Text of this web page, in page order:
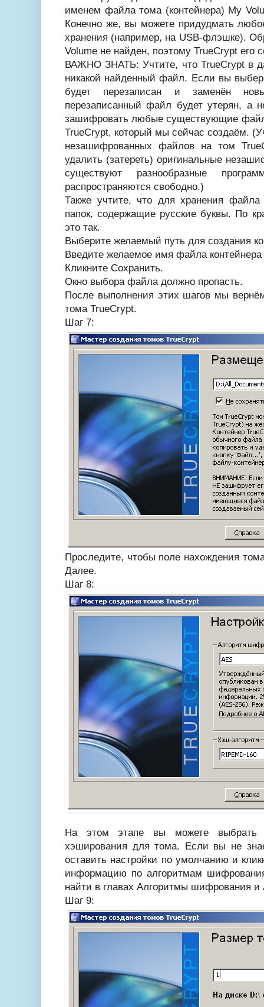
именем файла тома (контейнера) My
Конечно же, вы можете придудмать
хранения (например, на USB-флэшке).
Volume не найден, поэтому TrueCrypt его
ВАЖНО ЗНАТЬ: Учтите, что TrueCrypt в
никакой найденный файл. Если вы
будет перезаписан и заменён
перезаписанный файл будет утерян, а
зашифровать любые существующие
TrueCrypt, который мы сейчас создаём.
незашифрованных файлов на том
удалить (затереть) оригинальные
существуют разнообразные
распространяются свободно.)
Также учтите, что для хранения файла
папок, содержащие русские буквы. По
это так.
Выберите желаемый путь для создания
Введите желаемое имя файла
Кликните Сохранить.
Окно выбора файла должно пропасть.
После выполнения этих шагов мы
тома TrueCrypt.
Шаг 7:
Проследите, чтобы поле нахождения
Далее.
Шаг 8:
На этом этапе вы можете выбрать
хэширования для тома. Если вы не
оставить настройки по умолчанию и
информацию по алгоритмам
найти в главах Алгоритмы шифрования
Шаг 9: